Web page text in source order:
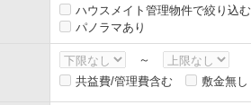
ハウスメイト管理物件で絞り込む
パノラマあり
～
共益費/管理費含む
敷金無し